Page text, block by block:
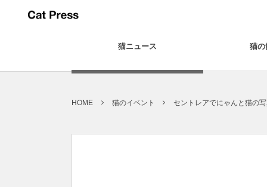
猫ニュース 猫の
HOME 猫のイベント セントレアでにゃんと猫の